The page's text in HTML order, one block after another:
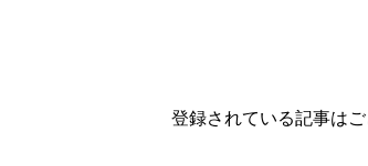
登録されている記事はご